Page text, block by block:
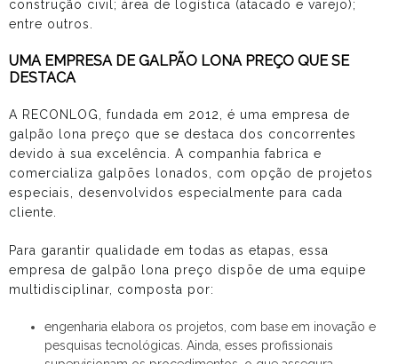
construção civil; área de logística (atacado e varejo);
entre outros.
UMA EMPRESA DE GALPÃO LONA PREÇO QUE SE
DESTACA
A RECONLOG, fundada em 2012, é uma empresa de
galpão lona preço que se destaca dos concorrentes
devido à sua excelência. A companhia fabrica e
comercializa galpões lonados, com opção de projetos
especiais, desenvolvidos especialmente para cada
cliente.
Para garantir qualidade em todas as etapas, essa
empresa de galpão lona preço dispõe de uma equipe
multidisciplinar, composta por:
engenharia elabora os projetos, com base em inovação e
pesquisas tecnológicas. Ainda, esses profissionais